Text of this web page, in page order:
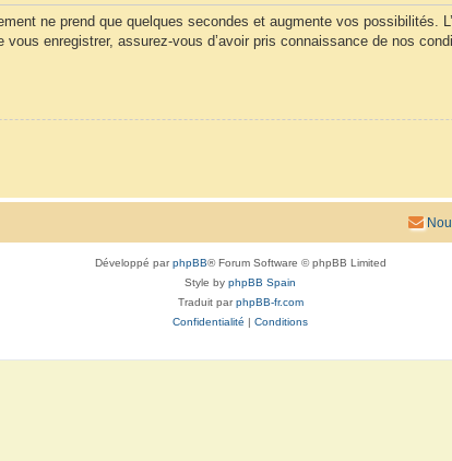
ne prend que quelques secondes et augmente vos possibilités.
enregistrer, assurez-vous d’avoir pris connaissance de nos
Développé parphpBB® Forum Software © phpBB Limited
Style by phpBB Spain
Traduit parphpBB-fr.com
Confidentialité
Conditions